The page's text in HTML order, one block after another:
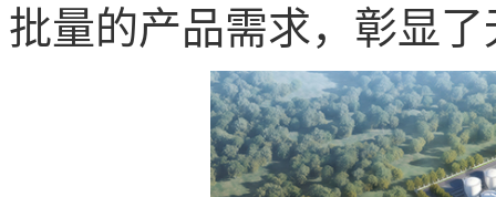
批量的产品需求，彰显